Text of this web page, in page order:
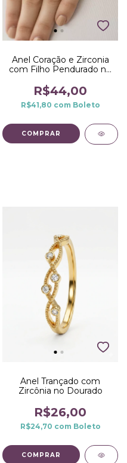
Anel Coração e Zirconia
com Filho Pendurado no
R$44,00
R$41,80 com Boleto
COMPRAR
Anel Trançado com
Zircônia no Dourado
R$26,00
R$24,70 com Boleto
COMPRAR